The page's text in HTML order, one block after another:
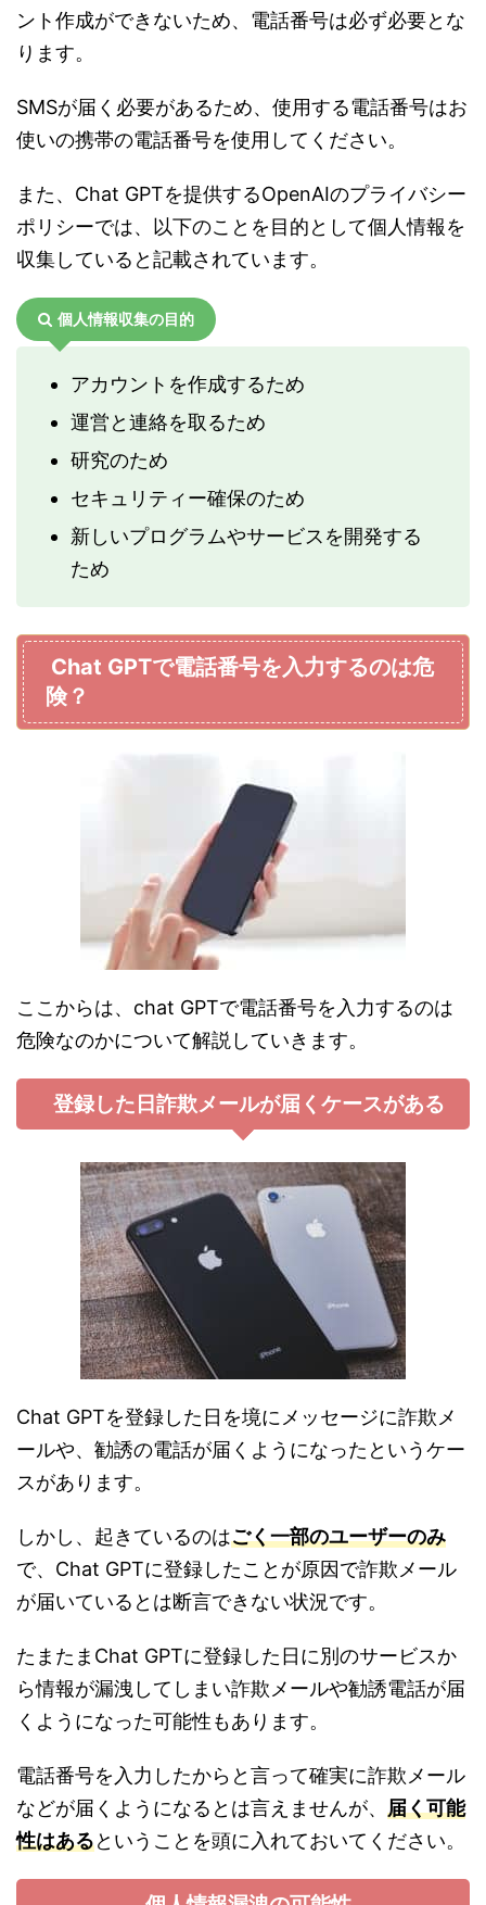
ント作成ができないため、電話番号は必ず必要とな
ります。
SMSが届く必要があるため、使用する電話番号はお
使いの携帯の電話番号を使用してください。
また、Chat GPTを提供するOpenAIのプライバシー
ポリシーでは、以下のことを目的として個人情報を
収集していると記載されています。
個人情報収集の目的
アカウントを作成するため
運営と連絡を取るため
研究のため
セキュリティー確保のため
新しいプログラムやサービスを開発する
ため
Chat GPTで電話番号を入力するのは危
険？
ここからは、chat GPTで電話番号を入力するのは
危険なのかについて解説していきます。
登録した日詐欺メールが届くケースがある
Chat GPTを登録した日を境にメッセージに詐欺メ
ールや、勧誘の電話が届くようになったというケー
スがあります。
しかし、起きているのはごく一部のユーザーのみ
で、Chat GPTに登録したことが原因で詐欺メール
が届いているとは断言できない状況です。
たまたまChat GPTに登録した日に別のサービスか
ら情報が漏洩してしまい詐欺メールや勧誘電話が届
くようになった可能性もあります。
電話番号を入力したからと言って確実に詐欺メール
などが届くようになるとは言えませんが、 届く可能
性はあるということを頭に入れておいてください。